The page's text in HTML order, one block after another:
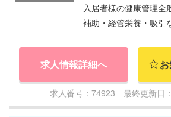
入居者様の健康管理全
補助・経管栄養・吸引
求人情報詳細へ
求人番号：74923 最終更新日